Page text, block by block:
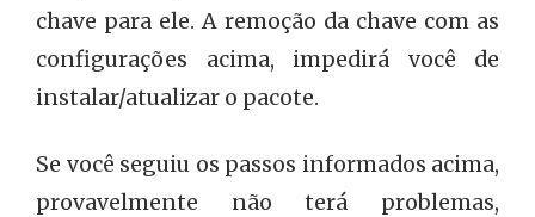
Repositório Sublime Text
chave para ele. A remoção da chave com as
configurações acima, impedirá você de
instalar/atualizar o pacote.
Se você seguiu os passos informados acima,
provavelmente não terá problemas,